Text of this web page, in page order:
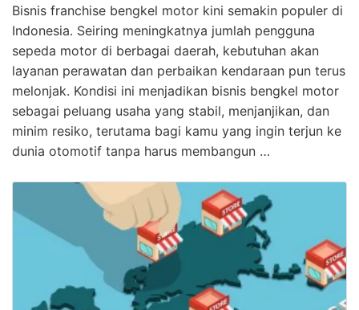
Bisnis franchise bengkel motor kini semakin populer di
Indonesia. Seiring meningkatnya jumlah pengguna
sepeda motor di berbagai daerah, kebutuhan akan
layanan perawatan dan perbaikan kendaraan pun terus
melonjak. Kondisi ini menjadikan bisnis bengkel motor
sebagai peluang usaha yang stabil, menjanjikan, dan
minim resiko, terutama bagi kamu yang ingin terjun ke
dunia otomotif tanpa harus membangun …